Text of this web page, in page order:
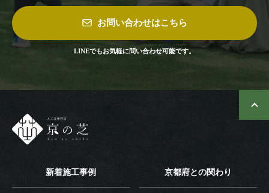
お問い合わせはこちら
LINEでもお気軽に問い合わせ可能です。
新着施工事例 京都府との関わり